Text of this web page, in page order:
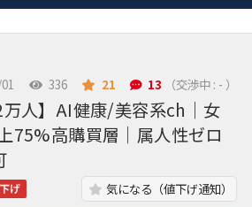
336 21 13 （交渉中 : - ）
万人】AI健康/美容系ch｜女
75%高購買層｜属人性ゼロ
げ 気になる（値下げ通知）